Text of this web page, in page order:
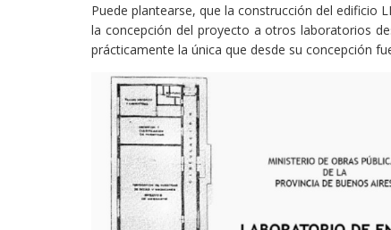
Puede plantearse, que la construcción del edificio
la concepción del proyecto a otros laboratorios
prácticamente la única que desde su concepción